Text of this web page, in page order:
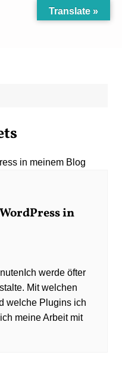
in
Ich werde öfter
Mit welchen
welche Plugins ich
meine Arbeit mit
Translate »